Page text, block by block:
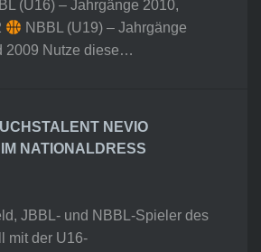
(U16) – Jahrgänge 2010,
NBBL (U19) – Jahrgänge
2009 Nutze diese…
NEVIO
NATIONALDRESS
JBBL- und NBBL-Spieler des
mit der U16-